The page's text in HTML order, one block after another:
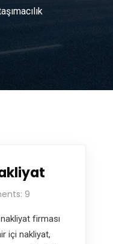
9
firması
içi nakliyat,